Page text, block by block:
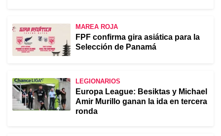
MAREA ROJA
FPF confirma gira asiática para la
Selección de Panamá
LEGIONARIOS
Europa League: Besiktas y Michael
Amir Murillo ganan la ida en tercera
ronda